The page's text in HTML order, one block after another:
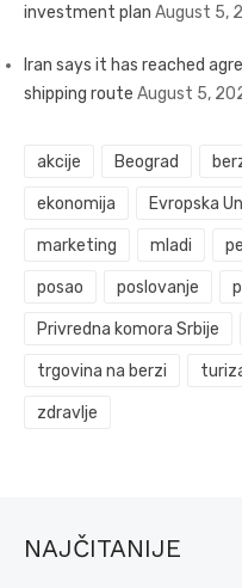
investment plan August 5,
Iran says it has reached
shipping route August 5,
akcije Beograd
ekonomija Evropska
marketing mladi
posao poslovanje
Privredna komora Srbije
trgovina na berzi
zdravlje
NAJČITANIJE